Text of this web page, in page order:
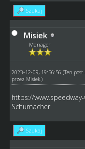
Szukaj
Misiek
Manager
2023-12-09, 19:56:56 (Ten post
przez Misiek.)
https://
Schumacher
Szukaj